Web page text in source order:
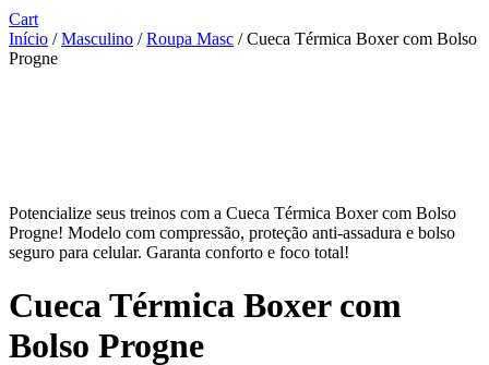
Cart
Início /Masculino /Roupa Masc / Cueca Térmica Boxer com Bolso
Progne
Potencialize seus treinos com a Cueca Térmica Boxer com Bolso
Progne! Modelo com compressão, proteção anti-assadura e bolso
seguro para celular. Garanta conforto e foco total!
Cueca Térmica Boxer com
Bolso Progne